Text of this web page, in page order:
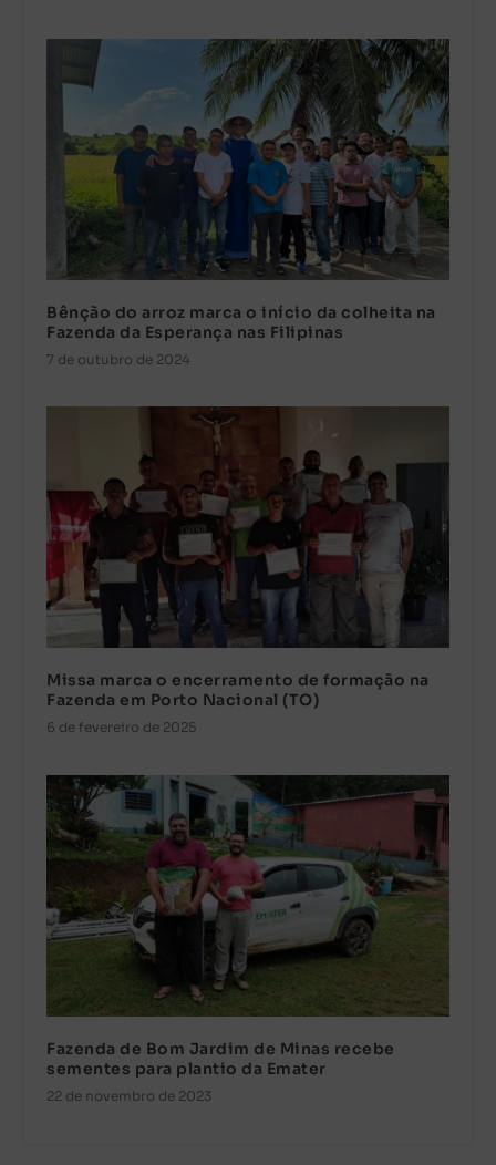
Bênção do arroz marca o início da colheita na
Fazenda da Esperança nas Filipinas
7 de outubro de 2024
Missa marca o encerramento de formação na
Fazenda em Porto Nacional (TO)
6 de fevereiro de 2025
Fazenda de Bom Jardim de Minas recebe
sementes para plantio da Emater
22 de novembro de 2023